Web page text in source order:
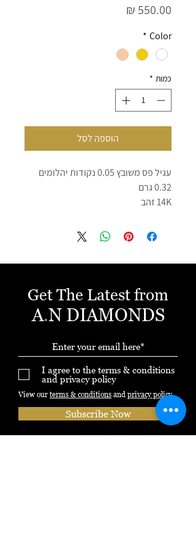
Color
*
כמות *
הוספה לסל
עגיל פס משובץ 0.05 נקודות יהלומים
0.32 גרם
14K זהב
Get The Latest from
A.N DIAMONDS
I agree to the terms & conditions
and privacy policy
View our terms & conditions and privacy policy
Subscribe Now